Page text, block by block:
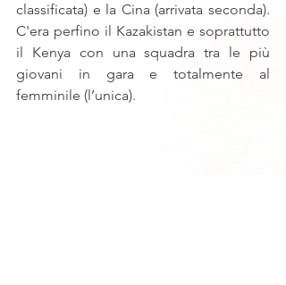
classificata) e la Cina (arrivata seconda).
C'era perfino il Kazakistan e soprattutto
il Kenya con una squadra tra le più
giovani in gara e totalmente al
femminile (l’unica).